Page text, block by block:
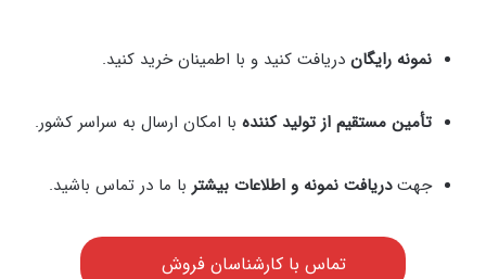
نمونه رایگان دریافت کنید و با اطمینان خرید کنید.
تأمین مستقیم از تولید کننده با امکان ارسال به سراسر کشور.
جهتدریافت نمونه و اطلاعات بیشتر با ما در تماس باشید.
تماس با کارشناسان فروش